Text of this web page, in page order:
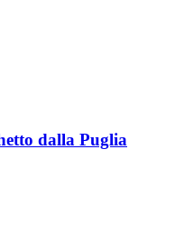
dalla Puglia